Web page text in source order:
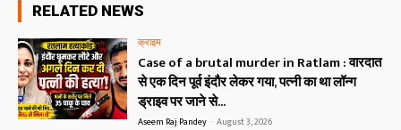
RELATED NEWS
क्राइम
Case of a brutal murder in Ratlam : वारदात
से एक दिन पूर्व इंदौर लेकर गया, पत्नी का था लॉन्ग
ड्राइव पर जाने से...
Aseem Raj Pandey - August 3, 2026